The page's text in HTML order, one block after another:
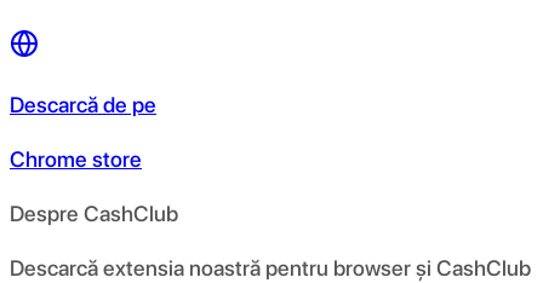
Descarcă de pe
Chrome store
Despre CashClub
Descarcă extensia noastră pentru browser și CashClub